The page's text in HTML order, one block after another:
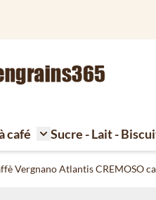
for Café
café
Toggle submenu for
Sucre - Lait -
Vergnano Atlantis CREMOSO